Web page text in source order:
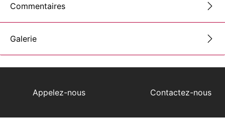
Commentaires
Galerie
Appelez-nous Contactez-nous